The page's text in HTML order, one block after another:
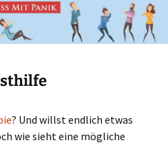
? Und willst endlich etwas
wie sieht eine mögliche